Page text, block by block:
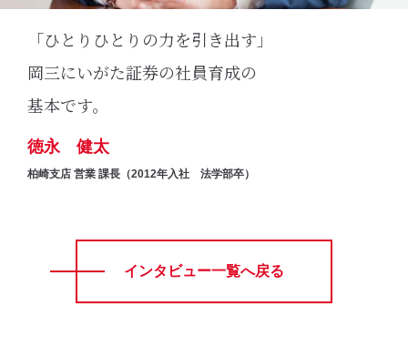
「ひとりひとりの力を引き出す」
岡三にいがた証券の社員育成の
基本です。
徳永 健太
柏崎支店 営業 課長（2012年入社 法学部卒）
インタビュー一覧へ戻る